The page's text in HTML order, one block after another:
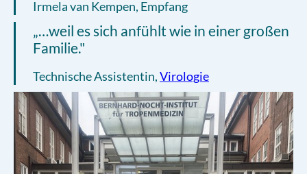
Irmela van Kempen, Empfang
„…weil es sich anfühlt wie in einer großen
Familie."
Technische Assistentin,Virologie